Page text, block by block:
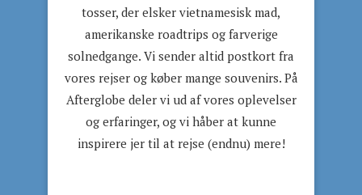
tosser, der elsker vietnamesisk mad,
amerikanske roadtrips og farverige
solnedgange. Vi sender altid postkort fra
vores rejser og køber mange souvenirs. På
Afterglobe deler vi ud af vores oplevelser
og erfaringer, og vi håber at kunne
inspirere jer til at rejse (endnu) mere!